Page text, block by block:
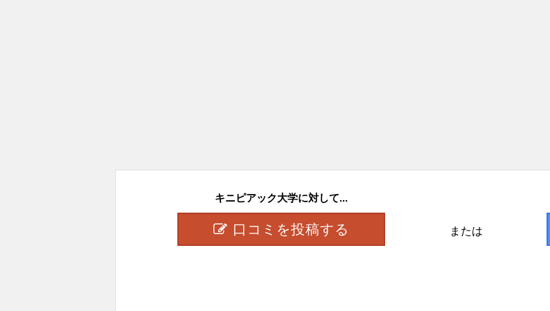
キニピアック大学に対して...
口コミを投稿する または